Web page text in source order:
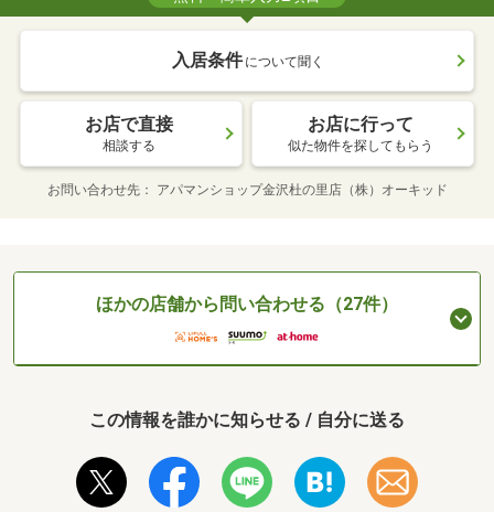
入居条件 について聞く
お店で直接
相談する
お店に行って
似た物件を探してもらう
お問い合わせ先 アパマンショップ金沢杜の里店（株）オーキッド
ほかの店舗から問い合わせる（27件）
この情報を誰かに知らせる / 自分に送る